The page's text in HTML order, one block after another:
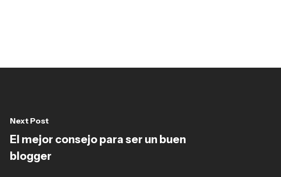
Next Post
El mejor consejo para ser un buen
blogger